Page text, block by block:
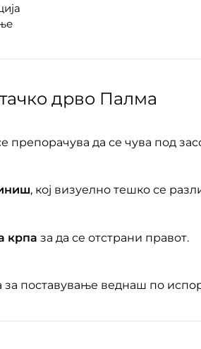
дрво Палма
препорачува да се чува под
, кој визуелно тешко се
крпа за да се отстрани правот.
за поставување веднаш по